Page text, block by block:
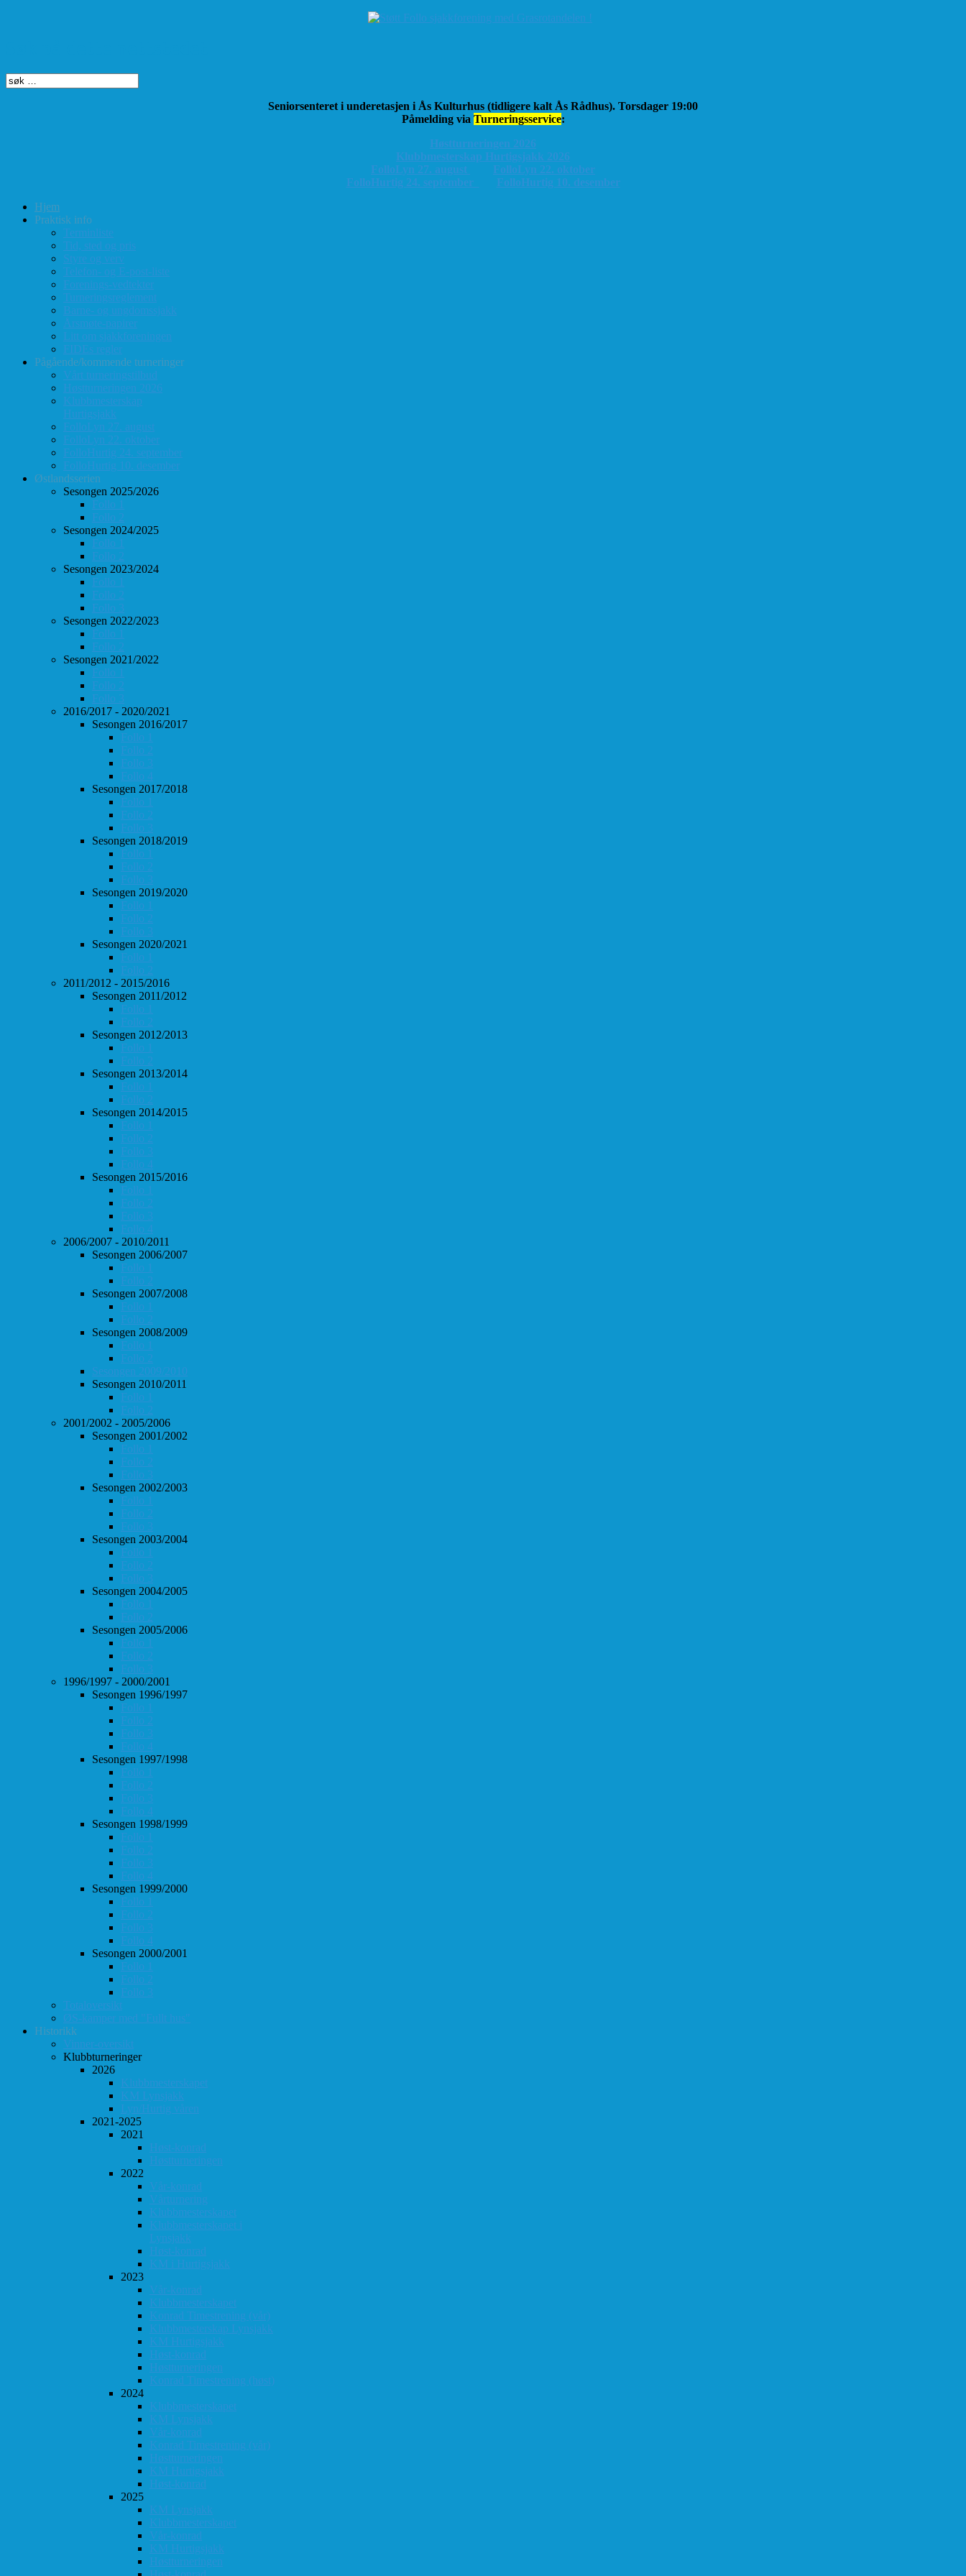
Seniorsenteret i underetasjen i Ås Kulturhus (tidligere kalt Ås Rådhus). Torsdager 19:00
Påmelding via Turneringsservice:
Høstturneringen 2026
Klubbmesterskap Hurtigsjakk 2026
FolloLyn 27. august
FolloLyn 22. oktober
FolloHurtig 24. september
FolloHurtig 10. desember
Hjem
Praktisk info
Terminliste
Tid, sted og pris
Styre og verv
Telefon- og E-post-liste
Forenings-vedtekter
Turneringsreglement
Barne- og ungdomssjakk
Årsmøte-papirer
Litt om sjakkforeningen
FIDEs regler
Pågående/kommende turneringer
Vårt turneringstilbud
Høstturneringen 2026
Klubbmesterskap
Hurtigsjakk
FolloLyn 27. august
FolloLyn 22. oktober
FolloHurtig 24. september
FolloHurtig 10. desember
Østlandsserien
Sesongen 2025/2026
Follo 1
Follo 2
Sesongen 2024/2025
Follo 1
Follo 2
Sesongen 2023/2024
Follo 1
Follo 2
Follo 3
Sesongen 2022/2023
Follo 1
Follo 2
Sesongen 2021/2022
Follo 1
Follo 2
Follo 3
2016/2017 - 2020/2021
Sesongen 2016/2017
Follo 1
Follo 2
Follo 3
Follo 4
Sesongen 2017/2018
Follo 1
Follo 2
Follo 3
Sesongen 2018/2019
Follo 1
Follo 2
Follo 3
Sesongen 2019/2020
Follo 1
Follo 2
Follo 3
Sesongen 2020/2021
Follo 1
Follo 2
2011/2012 - 2015/2016
Sesongen 2011/2012
Follo 1
Follo 2
Sesongen 2012/2013
Follo 1
Follo 2
Sesongen 2013/2014
Follo 1
Follo 2
Sesongen 2014/2015
Follo 1
Follo 2
Follo 3
Follo 4
Sesongen 2015/2016
Follo 1
Follo 2
Follo 3
Follo 4
2006/2007 - 2010/2011
Sesongen 2006/2007
Follo 1
Follo 2
Sesongen 2007/2008
Follo 1
Follo 2
Sesongen 2008/2009
Follo 1
Follo 2
Sesongen 2009/2010
Sesongen 2010/2011
Follo 1
Follo 2
2001/2002 - 2005/2006
Sesongen 2001/2002
Follo 1
Follo 2
Follo 3
Sesongen 2002/2003
Follo 1
Follo 2
Follo 3
Sesongen 2003/2004
Follo 1
Follo 2
Follo 3
Sesongen 2004/2005
Follo 1
Follo 2
Sesongen 2005/2006
Follo 1
Follo 2
Follo 3
1996/1997 - 2000/2001
Sesongen 1996/1997
Follo 1
Follo 2
Follo 3
Follo 4
Sesongen 1997/1998
Follo 1
Follo 2
Follo 3
Follo 4
Sesongen 1998/1999
Follo 1
Follo 2
Follo 3
Follo 4
Sesongen 1999/2000
Follo 1
Follo 2
Follo 3
Follo 4
Sesongen 2000/2001
Follo 1
Follo 2
Follo 3
Totaloversikt
ØS-kamper med "Fullt hus"
Historikk
Vinner-oversikt
Klubbturneringer
2026
Klubbmesterskapet
KM Lynsjakk
Lyn/Hurtig våren
2021-2025
2021
Høst-konrad
Høstturneringen
2022
Vår-konrad
Vårturnering
Klubbmesterskapet
Klubbmesterskapet i
Lynsjakk
Høst-konrad
KM i Hurtigsjakk
2023
Vår-konrad
Klubbmesterskapet
Konrad Timestrening (vår)
Klubbmesterskap Lynsjakk
KM Hurtigsjakk
Høst-konrad
Høstturneringen
Konrad Timestrening (høst)
2024
Klubbmesterskapet
KM Lynsjakk
Vår-konrad
Konrad Timestrening (vår)
Høstturneringen
KM Hurtigsjakk
Høst-konrad
2025
KM Lynsjakk
Klubbmesterskapet
Vår-konrad
KM Hurtigsjakk
Høstturneringen